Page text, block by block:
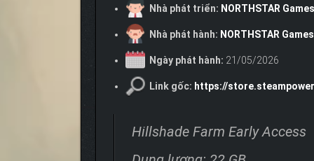
Nhà phát triển: NORTHSTAR Games
Nhà phát hành: NORTHSTAR Games
Ngày phát hành: 21/05/2026
Link gốc: https://
Hillshade Farm Early Access